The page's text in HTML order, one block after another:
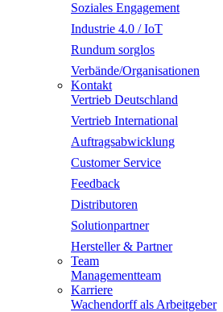
Soziales Engagement
Industrie 4.0 / IoT
Rundum sorglos
Verbände/Organisationen
Kontakt
Vertrieb Deutschland
Vertrieb International
Auftragsabwicklung
Customer Service
Feedback
Distributoren
Solutionpartner
Hersteller & Partner
Team
Managementteam
Karriere
Wachendorff als Arbeitgeber